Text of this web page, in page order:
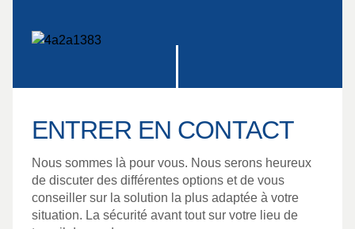
ENTRER EN CONTACT
Nous sommes là pour vous. Nous serons heureux
de discuter des différentes options et de vous
conseiller sur la solution la plus adaptée à votre
situation. La sécurité avant tout sur votre lieu de